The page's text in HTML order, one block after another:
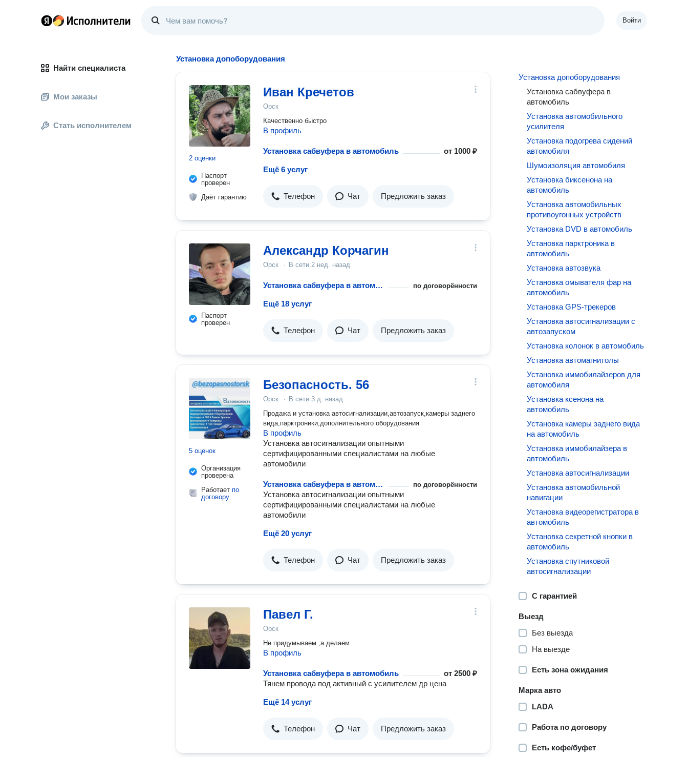
Войти
Найти специалиста
Мои заказы
Стать исполнителем
Установка допоборудования
2 оценки
Паспорт
проверен
Даёт гарантию
Иван Кречетов
Орск
Качественно быстро
В профиль
Установка сабвуфера в автомобиль от 1000 ₽
Ещё 6 услуг
Телефон Чат Предложить заказ
Паспорт
проверен
Александр Корчагин
Орск · В сети 2 нед. назад
Установка сабвуфера в автомобиль по договорённости
Ещё 18 услуг
Телефон Чат Предложить заказ
5 оценок
Организация
проверена
Работает по
договору
Безопасность. 56
Орск · В сети 3 д. назад
Продажа и установка автосигнализации,автозапуск,камеры заднего
вида,парктроники,дополнительного оборудования
В профиль
Установка автосигнализации опытными
сертифицированными специалистами на любые
автомобили
Установка сабвуфера в автомобиль по договорённости
Установка автосигнализации опытными
сертифицированными специалистами на любые
автомобили
Ещё 20 услуг
Телефон Чат Предложить заказ
Павел Г.
Орск
Не придумываем ,а делаем
В профиль
Установка сабвуфера в автомобиль от2500 ₽
Тянем провода под активный с усилителем др цена
Ещё 14 услуг
Телефон Чат Предложить заказ
Установка допоборудования
Установка сабвуфера в
автомобиль
Установка автомобильного
усилителя
Установка подогрева сидений
автомобиля
Шумоизоляция автомобиля
Установка биксенона на
автомобиль
Установка автомобильных
противоугонных устройств
Установка DVD в автомобиль
Установка парктроника в
автомобиль
Установка автозвука
Установка омывателя фар на
автомобиль
Установка GPS-трекеров
Установка автосигнализации с
автозапуском
Установка колонок в автомобиль
Установка автомагнитолы
Установка иммобилайзеров для
автомобиля
Установка ксенона на
автомобиль
Установка камеры заднего вида
на автомобиль
Установка иммобилайзера в
автомобиль
Установка автосигнализации
Установка автомобильной
навигации
Установка видеорегистратора в
автомобиль
Установка секретной кнопки в
автомобиль
Установка спутниковой
автосигнализации
С гарантией
Выезд
Без выезда
На выезде
Есть зона ожидания
Марка авто
LADA
Работа по договору
Есть кофе/буфет